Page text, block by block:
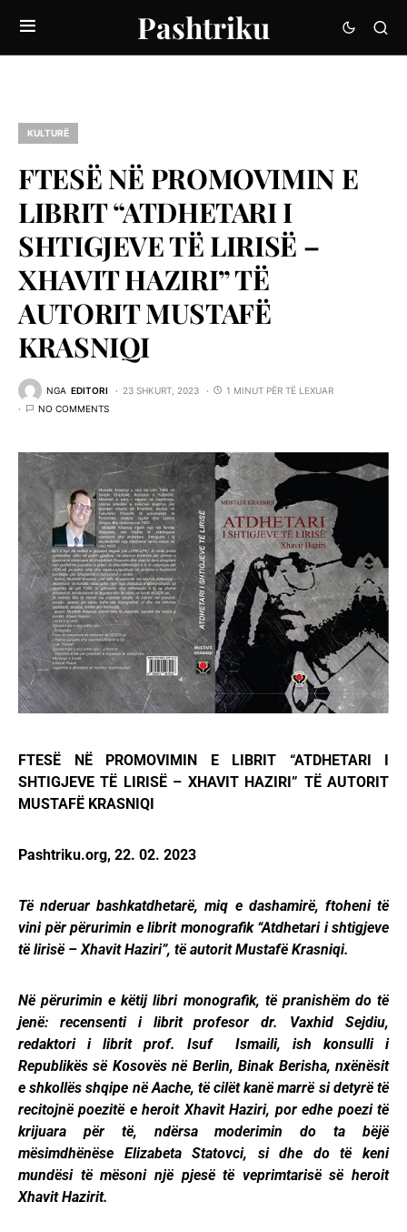
Pashtriku
KULTURË
FTESË NË PROMOVIMIN E
LIBRIT “ATDHETARI I
SHTIGJEVE TË LIRISË –
XHAVIT HAZIRI” TË
AUTORIT MUSTAFË
KRASNIQI
NGA EDITORI 23 SHKURT, 2023
1 MINUT PËR TË LEXUAR
NO COMMENTS
FTESË NË PROMOVIMIN E LIBRIT “ATDHETARI I
SHTIGJEVE TË LIRISË – XHAVIT HAZIRI” TË AUTORIT
MUSTAFË KRASNIQI
Pashtriku.org, 22. 02. 2023
Të nderuar bashkatdhetarë, miq e dashamirë, ftoheni të
vini për përurimin e librit monografik “Atdhetari i shtigjeve
të lirisë – Xhavit Haziri”, të autorit Mustafë Krasniqi.
Në përurimin e këtij libri monografik, të pranishëm do të
jenë: recensenti i librit profesor dr. Vaxhid Sejdiu,
redaktori i librit prof. Isuf Ismaili, ish konsulli i
Republikës së Kosovës në Berlin, Binak Berisha, nxënësit
e shkollës shqipe në Aache, të cilët kanë marrë si detyrë të
recitojnë poezitë e heroit Xhavit Haziri, por edhe poezi të
krijuara për të, ndërsa moderimin do ta bëjë
mësimdhënëse Elizabeta Statovci, si dhe do të keni
mundësi të mësoni një pjesë të veprimtarisë së heroit
Xhavit Hazirit.